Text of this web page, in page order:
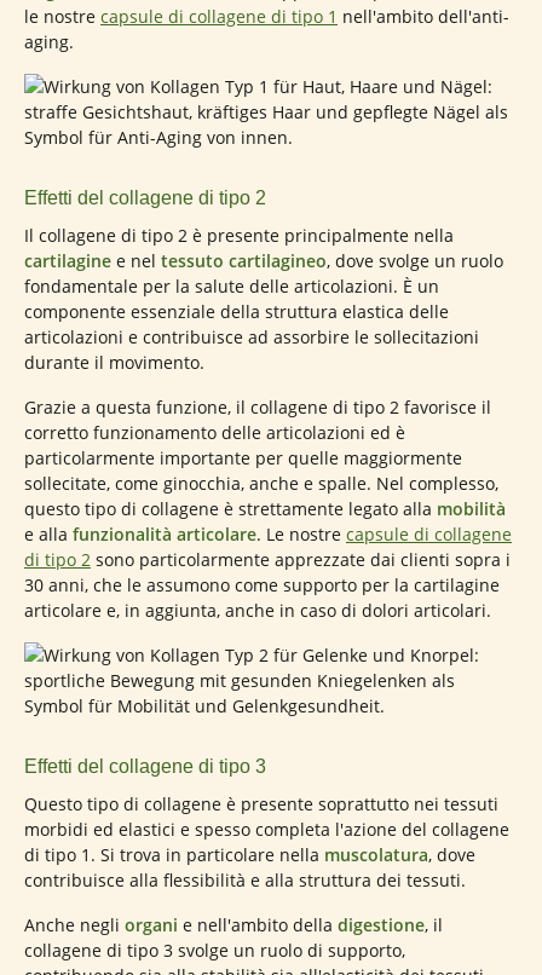
le nostre capsule di collagene di tipo 1 nell'ambito dell'anti-
aging.
Effetti del collagene di tipo 2
Il collagene di tipo 2 è presente principalmente nella
cartilagine e nel tessuto cartilagineo, dove svolge un ruolo
fondamentale per la salute delle articolazioni. È un
componente essenziale della struttura elastica delle
articolazioni e contribuisce ad assorbire le sollecitazioni
durante il movimento.
Grazie a questa funzione, il collagene di tipo 2 favorisce il
corretto funzionamento delle articolazioni ed è
particolarmente importante per quelle maggiormente
sollecitate, come ginocchia, anche e spalle. Nel complesso,
questo tipo di collagene è strettamente legato alla mobilità
e alla funzionalità articolare. Le nostre capsule di collagene
di tipo 2 sono particolarmente apprezzate dai clienti sopra i
30 anni, che le assumono come supporto per la cartilagine
articolare e, in aggiunta, anche in caso di dolori articolari.
Effetti del collagene di tipo 3
Questo tipo di collagene è presente soprattutto nei tessuti
morbidi ed elastici e spesso completa l'azione del collagene
di tipo 1. Si trova in particolare nella muscolatura, dove
contribuisce alla flessibilità e alla struttura dei tessuti.
Anche negli organi e nell'ambito della digestione, il
collagene di tipo 3 svolge un ruolo di supporto,